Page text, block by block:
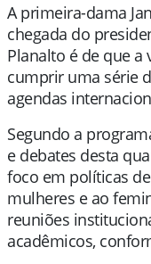
A primeira-dama
chegada do
Planalto é de que
cumprir uma série
agendas
Segundo a
e debates desta
foco em políticas
mulheres e ao
reuniões
acadêmicos,